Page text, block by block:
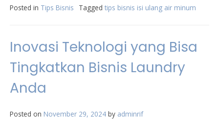
Posted in Tips Bisnis Tagged tips bisnis isi ulang air minum
Inovasi Teknologi yang Bisa
Tingkatkan Bisnis Laundry
Anda
Posted on November 29, 2024 by adminrif